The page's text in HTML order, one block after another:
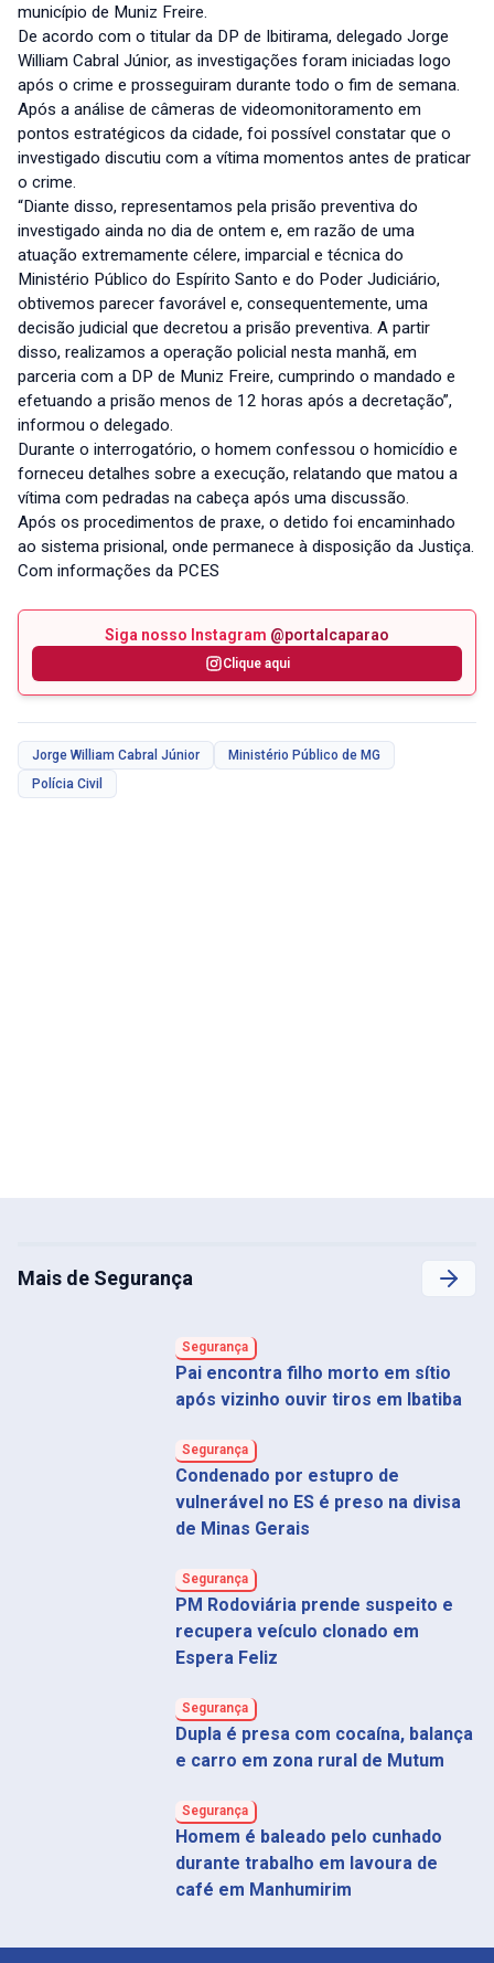
município de Muniz Freire.
De acordo com o titular da DP de Ibitirama, delegado Jorge
William Cabral Júnior, as investigações foram iniciadas logo
após o crime e prosseguiram durante todo o fim de semana.
Após a análise de câmeras de videomonitoramento em
pontos estratégicos da cidade, foi possível constatar que o
investigado discutiu com a vítima momentos antes de praticar
o crime.
“Diante disso, representamos pela prisão preventiva do
investigado ainda no dia de ontem e, em razão de uma
atuação extremamente célere, imparcial e técnica do
Ministério Público do Espírito Santo e do Poder Judiciário,
obtivemos parecer favorável e, consequentemente, uma
decisão judicial que decretou a prisão preventiva. A partir
disso, realizamos a operação policial nesta manhã, em
parceria com a DP de Muniz Freire, cumprindo o mandado e
efetuando a prisão menos de 12 horas após a decretação”,
informou o delegado.
Durante o interrogatório, o homem confessou o homicídio e
forneceu detalhes sobre a execução, relatando que matou a
vítima com pedradas na cabeça após uma discussão.
Após os procedimentos de praxe, o detido foi encaminhado
ao sistema prisional, onde permanece à disposição da Justiça.
Com informações da PCES
Siga nosso Instagram @portalcaparao
Clique aqui
Jorge William Cabral Júnior
Ministério Público de MG
Polícia Civil
Mais de Segurança
Segurança
Pai encontra filho morto em sítio
após vizinho ouvir tiros em Ibatiba
Segurança
Condenado por estupro de
vulnerável no ES é preso na divisa
de Minas Gerais
Segurança
PM Rodoviária prende suspeito e
recupera veículo clonado em
Espera Feliz
Segurança
Dupla é presa com cocaína, balança
e carro em zona rural de Mutum
Segurança
Homem é baleado pelo cunhado
durante trabalho em lavoura de
café em Manhumirim